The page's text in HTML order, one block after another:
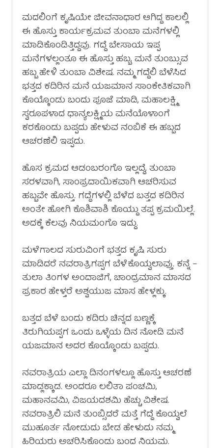
ಮದಲಿಂಗೆ ಕೃಷಿಯೇ ಜೀವನಾಧಾರ ಆಗಿದ್ದ ಕಾಲಲ್ಲಿ
ಈ ಹೊಸ್ತು ಕಾರ್ಯಕ್ರಮವ ತುಂಬಾ ಮನೆಗಳಲ್ಲಿ
ಮಾಡಿಕೊಂಡಿತ್ತಿದ್ದವು. ಗದ್ದೆ ಬೇಸಾಯ ಇಪ್ಪ
ಮನೆಗಳಲ್ಲಂತೂ ಈ ಹೊಸ್ತು ಹಬ್ಬ, ಮನೆ ತುಂಬ್ಸುವ
ಹಬ್ಬ ಹೇಳಿ ತುಂಬಾ ವಿಶೇಷ. ನಮ್ಮ ಗದ್ದೆಲಿ ಬೆಳೆಸಿದ
ಭತ್ತದ ಕದಿರಿನ ಮನೆ ಯಜಮಾನ ಸಾಂಕೇತಿಕವಾಗಿ
ಕೊಯ್ಕೊಂಡು ಬಂದು ಪೂಜೆ ಮಾಡಿ, ಮಹಾಲಕ್ಷ್ಮಿ
ಸ್ವರೂಪಳಾದ ಧಾನ್ಯಲಕ್ಷ್ಮಿಯ ಮನೆಯೊಳಾಂಗೆ
ಕರಕೊಂಡು ಬಪ್ಪದು ಹೇಳುವ ನಂಬಿಕೆ ಈ ಹಬ್ಬದ
ಆಚರಣೆಲಿ ಇಪ್ಪದು.
ಹೊಸ ಕ್ರಮದ ಆಡಂಬರಂಗೊ ಇಲ್ಲದ್ದೆ, ತುಂಬಾ
ಸರಳವಾಗಿ, ಸಾಂಪ್ರದಾಯಿಕವಾಗಿ ಆಚರಿಸುವ
ಹಬ್ಬವೇ ಹೊಸ್ತು. ಗದ್ದೆಗಳಲ್ಲಿ ಬೆಳೆದ ಬತ್ತದ ಕದಿರಿನ
ಅಂತೇ ಹೋಗಿ ಕೊಶಿವಾಶಿ ಕೊಯ್ದು ತಪ್ಪ ಕ್ರಮಯಿಲ್ಲೆ.
ಅದಕ್ಕೆ ಕೆಲವು ನಿಯಮಂಗೊ ಇದ್ದು.
ಮಳೆಗಾಲದ ಸುರುವಿಂಗೆ ಭತ್ತದ ಕೃಷಿ ಸುರು
ಮಾಡಿದರೆ ನವರಾತ್ರಿಗಪ್ಪಗ ಬೆಳೆಕೊಯ್ವಲಾವ್ತು. ಕನ್ನೆ –
ತುಲಾ ತಿಂಗಳ ಅಂದಾಜಿಗೆ, ಚಾಂದ್ರಮಾನ ಮಾಸದ
ಪ್ರಕಾರ ಹೇಳ್ತರೆ ಅಶ್ವಯುಜ ಮಾಸ ಹೇಳ್ಲಕ್ಕು.
ಬತ್ತದ ಬೆಳೆ ಬಂದು ಕದಿರು ಚಿನ್ನದ ಬಣ್ಣಕ್ಕೆ
ತಿರುಗಿಯಪ್ಪಗ ಒಂದು ಒಳ್ಳೆಯ ದಿನ ನೋಡಿ ಮನೆ
ಯಜಮಾನ ಅದರ ಕೊಯ್ಕೊಂಡು ಬಪ್ಪದು.
ನವರಾತ್ರಿಯ ಎಲ್ಲಾ ದಿನಂಗಳಲ್ಲೂ ಹೊಸ್ತು ಆಚರಣೆ
ಮಾಡ್ಲಕ್ಕಾಡ. ಅಂದರೂ ಲಲಿತಾ ಪಂಚಮಿ,
ಮಹಾನವಮಿ, ವಿಜಯದಶಮಿ ಹೆಚ್ಚು ವಿಶೇಷ.
ನವರಾತ್ರಿಲಿ ಮನೆ ತುಂಬ್ಸಿದರೆ ಮತ್ತೆ ಗೆದ್ದೆ ಕೊಯ್ವಲೆ
ಮುಹೂರ್ತ ನೋಡುದು ಬೇಡ ಹೇಳುದು ನಮ್ಮ
ಹಿರಿಯರು ಅಚರಿಸಿಕೊಂಡು ಬಂದ ನಿಯಮ.